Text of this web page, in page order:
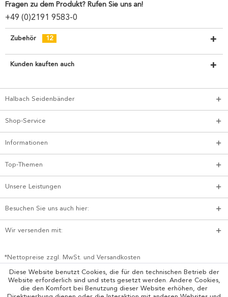
Fragen zu dem Produkt? Rufen Sie uns an!
+49 (0)2191 9583-0
Zubehör 12
Kunden kauften auch
Halbach Seidenbänder
Shop-Service
Informationen
Top-Themen
Unsere Leistungen
Besuchen Sie uns auch hier:
Wir versenden mit:
*Nettopreise zzgl. MwSt. und Versandkosten
Diese Website benutzt Cookies, die für den technischen Betrieb der
Website erforderlich sind und stets gesetzt werden. Andere Cookies,
die den Komfort bei Benutzung dieser Website erhöhen, der